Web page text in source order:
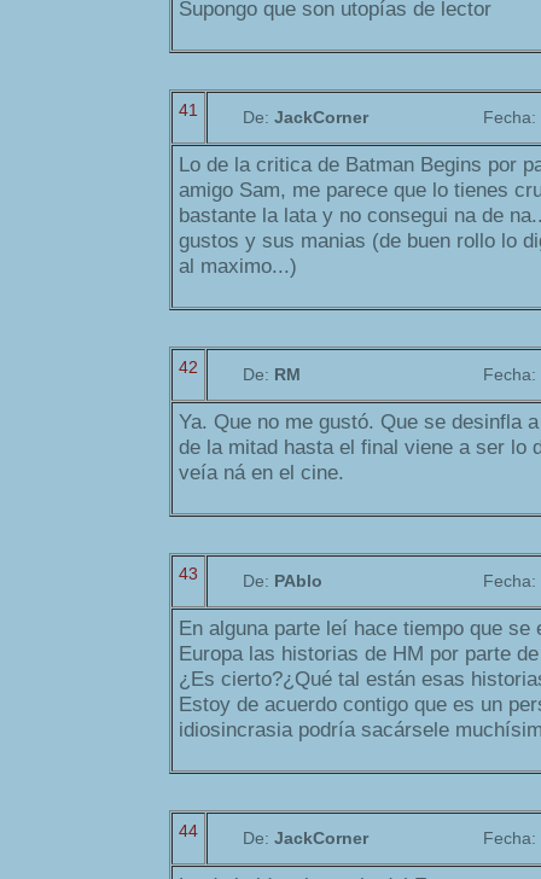
Supongo que son utopías de lector
41 De: JackCorner Fecha:
Lo de la critica de Batman Begins por
amigo Sam, me parece que lo tienes
bastante la lata y no consegui na de
gustos y sus manias (de buen rollo lo
al maximo...)
42 De: RM Fecha:
Ya. Que no me gustó. Que se desinfla
de la mitad hasta el final viene a ser lo
veía ná en el cine.
43 De: PAblo Fecha:
En alguna parte leí hace tiempo que se
Europa las historias de HM por parte
¿Es cierto?¿Qué tal están esas
Estoy de acuerdo contigo que es un
idiosincrasia podría sacársele
44 De: JackCorner Fecha: